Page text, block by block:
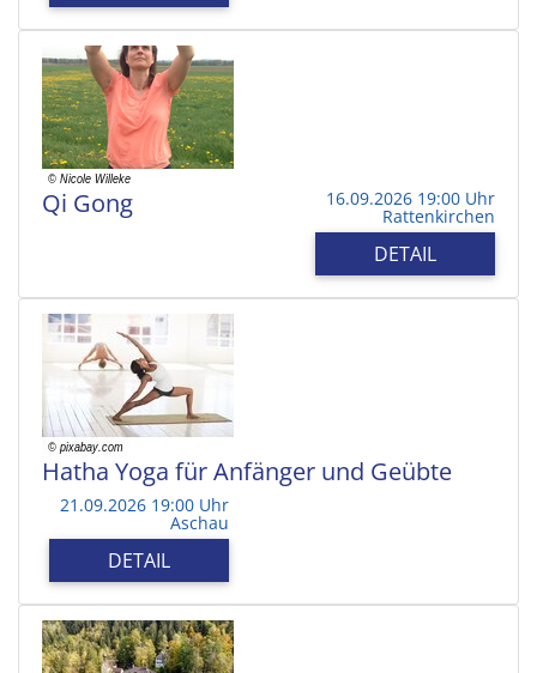
Qi Gong 16.09.2026 19:00 Uhr
Rattenkirchen
DETAIL
Hatha Yoga für Anfänger und Geübte
21.09.2026 19:00 Uhr
Aschau
DETAIL